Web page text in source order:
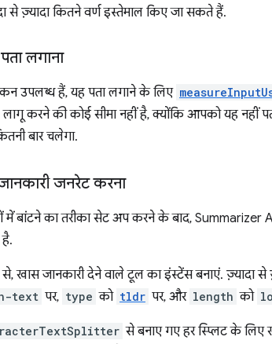
से ज़्यादा कितने वर्ण इस्तेमाल किए जा सकते हैं.
लगाना
उपलब्ध हैं, यह पता लगाने के लिए
करने की कोई सीमा नहीं है, क्योंकि आपको यह नहीं
बार चलेगा.
जनरेट करना
बांटने का तरीका सेट अप करने के बाद, Summarizer
खास जानकारी देने वाले टूल का इंस्टेंस बनाएं. ज़्यादा से
text पर, type को tldr पर, और length को
से बनाए गए हर स्प्लिट के